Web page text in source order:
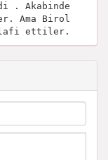
. Akabinde
Ama Birol
ettiler.